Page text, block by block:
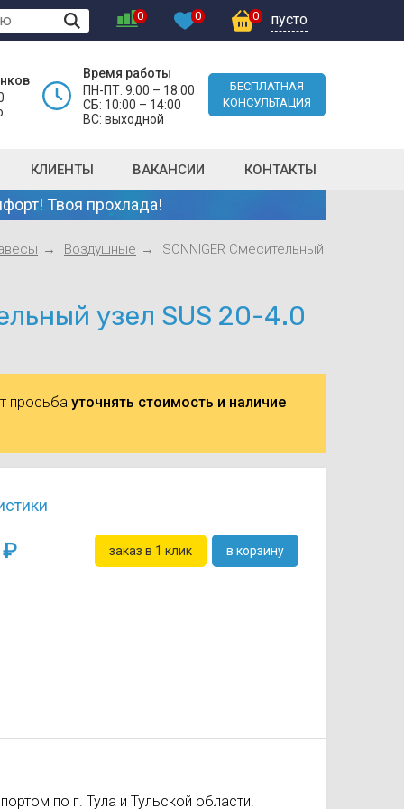
0 0 0 пусто
Время работы
ПН-ПТ: 9:00 – 18:00
СБ: 10:00 – 14:00
ВС: выходной
БЕСПЛАТНАЯ
КОНСУЛЬТАЦИЯ
КЛИЕНТЫ ВАКАНСИИ КОНТАКТЫ
Твоя прохлада!
Воздушные
SONNIGER Смесительный
узел SUS 20-4.0
просьба уточнять стоимость и наличие
заказ в 1 клик в корзину
по г. Тула и Тульской области.